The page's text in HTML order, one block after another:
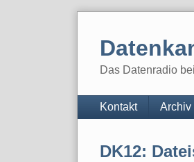
Das Datenradio
Navigation
Kontakt Archiv
DK12: